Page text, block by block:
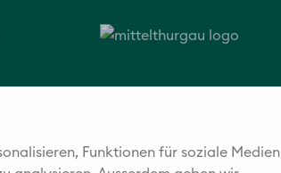
Funktionen für soziale Medien